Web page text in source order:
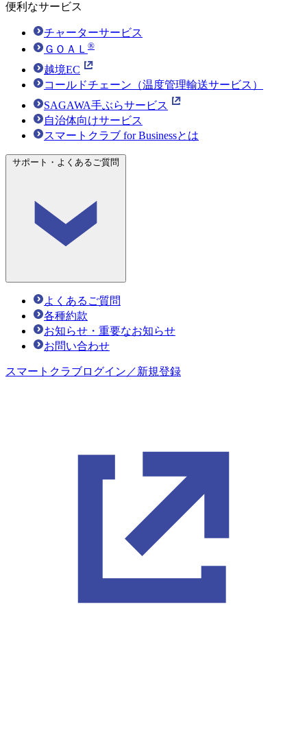
便利なサービス
チャーターサービス
ＧＯＡＬ ®
越境EC
コールドチェーン（温度管理輸送サービス）
SAGAWA手ぶらサービス
自治体向けサービス
スマートクラブ for Businessとは
サポート・よくあるご質問
よくあるご質問
各種約款
お知らせ・重要なお知らせ
お問い合わせ
スマートクラブログイン／新規登録